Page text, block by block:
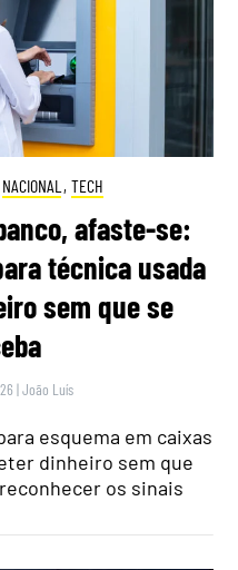
NACIONAL , TECH
afaste-se:
técnica usada
sem que se
|João Luís
esquema em caixas
dinheiro sem que
os sinais